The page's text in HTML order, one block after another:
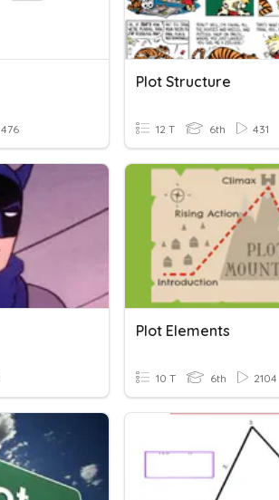
476
Plot Structure
12 T 6th 431
Plot Elements
10 T 6th 2104